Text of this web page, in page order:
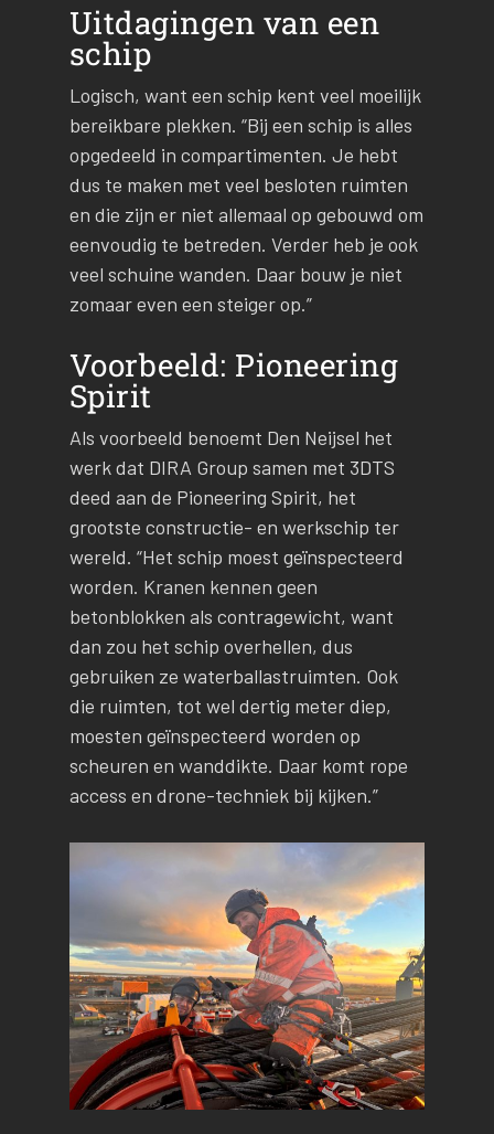
Uitdagingen van een
schip
Logisch, want een schip kent veel moeilijk
bereikbare plekken. “Bij een schip is alles
opgedeeld in compartimenten. Je hebt
dus te maken met veel besloten ruimten
en die zijn er niet allemaal op gebouwd om
eenvoudig te betreden. Verder heb je ook
veel schuine wanden. Daar bouw je niet
zomaar even een steiger op.”
Voorbeeld: Pioneering
Spirit
Als voorbeeld benoemt Den Neijsel het
werk dat DIRA Group samen met 3DTS
deed aan de Pioneering Spirit, het
grootste constructie- en werkschip ter
wereld. “Het schip moest geïnspecteerd
worden. Kranen kennen geen
betonblokken als contragewicht, want
dan zou het schip overhellen, dus
gebruiken ze waterballastruimten. Ook
die ruimten, tot wel dertig meter diep,
moesten geïnspecteerd worden op
scheuren en wanddikte. Daar komt rope
access en drone-techniek bij kijken.”